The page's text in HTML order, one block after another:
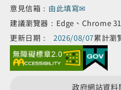
意見信箱： 由此填寫✉
建議瀏覽器：Edge、Chrome
更新日期：
2026/08/07累計瀏
政府網站資料